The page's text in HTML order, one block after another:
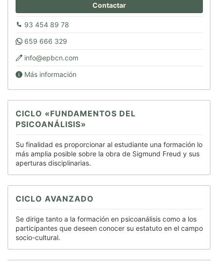
Contactar
93 454 89 78
659 666 329
info@epbcn.com
Más información
CICLO «FUNDAMENTOS DEL
PSICOANÁLISIS»
Su finalidad es proporcionar al estudiante una formación lo
más amplia posible sobre la obra de Sigmund Freud y sus
aperturas disciplinarias.
CICLO AVANZADO
Se dirige tanto a la formación en psicoanálisis como a los
participantes que deseen conocer su estatuto en el campo
socio-cultural.